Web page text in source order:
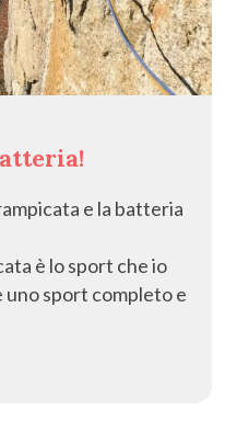
e la batteria
è lo sport che io
uno sport completo e